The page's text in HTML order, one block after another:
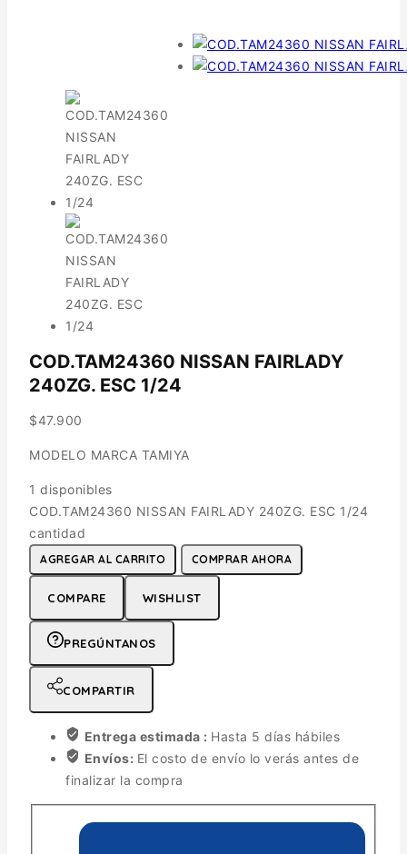
COD.TAM24360 NISSAN FAIRLADY
240ZG. ESC 1/24
$47.900
MODELO MARCA TAMIYA
1 disponibles
COD.TAM24360 NISSAN FAIRLADY 240ZG. ESC 1/24
cantidad
AGREGAR AL CARRITO COMPRAR AHORA
COMPARE WISHLIST
PREGÚNTANOS
COMPARTIR
Entrega estimada : Hasta 5 días hábiles
Envíos: El costo de envío lo verás antes de
finalizar la compra